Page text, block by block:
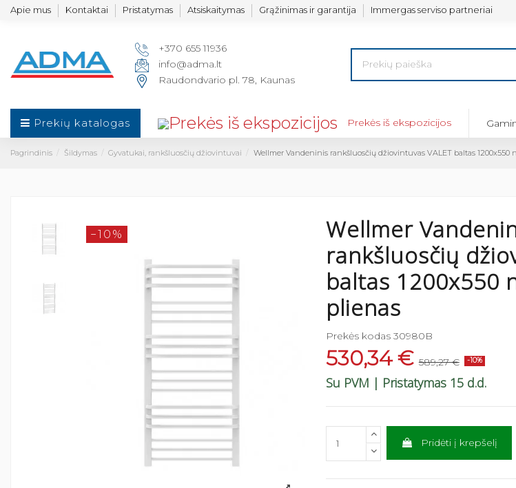
Apie mus Kontaktai Pristatymas Atsiskaitymas Grąžinimas ir garantija Immergas serviso partneriai
+370 655 11936
info@adma.lt
Raudondvario pl. 78, Kaunas
Prekių katalogas Prekės iš ekspozicijos
Pagrindinis Šildymas Gyvatukai, rankšluosčių džiovintuvai Wellmer Vandeninis rankšluosčių džiovintuvas VALET baltas 1200x550
−10%
Wellmer
rankšluosčių
baltas 1200x550
plienas
Prekės kodas 30980B
530,34 € 589,27 € -10%
Su PVM | Pristatymas 15 d.d.
Pridėti į krepšelį